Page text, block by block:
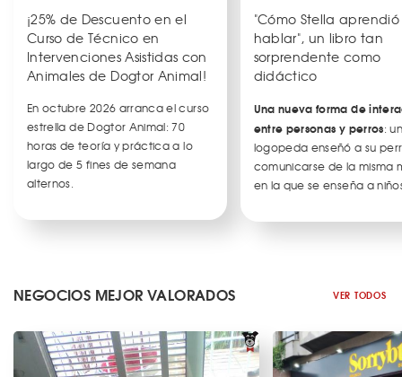
¡25% de Descuento en el
Curso de Técnico en
Intervenciones Asistidas con
Animales de Dogtor Animal!
En octubre 2026 arranca el curso
estrella de Dogtor Animal: 70
horas de teoría y práctica a lo
largo de 5 fines de semana
alternos.
"Cómo Stella
hablar", un libro tan
sorprendente como
didáctico
Una nueva forma de
entre personas y perros:
logopeda enseñó a su
comunicarse de la misma
en la que se enseña a
NEGOCIOS MEJOR VALORADOS VER TODOS